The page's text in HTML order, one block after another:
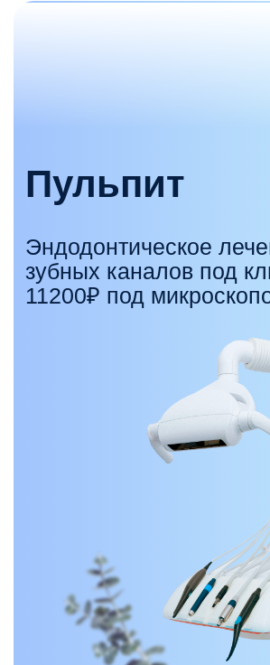
Эндодонтическое лечение
зубных каналов под ключ от
11200₽ под микроскопом
Лечение пульпита в Ростове-на-
Дону: верните зубам здоровье